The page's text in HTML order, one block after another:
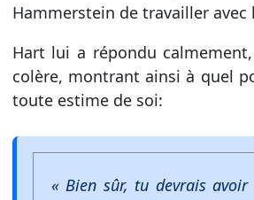
Hammerstein de travailler avec
Hart lui a répondu
colère, montrant ainsi à quel
toute estime de soi:
« Bien sûr, tu devrais avoir